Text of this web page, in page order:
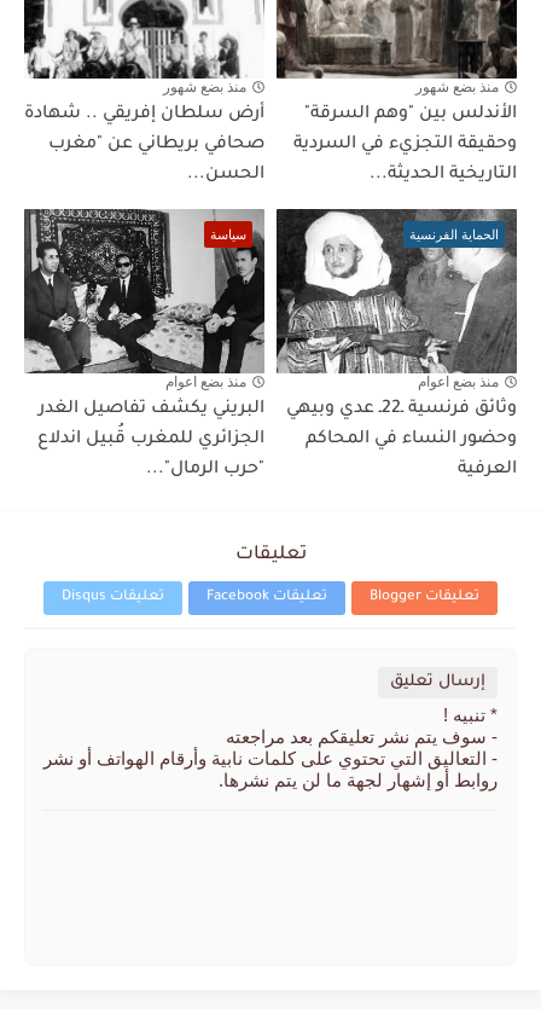
منذ بضع شهور
الأندلس بين "وهم السرقة"
وحقيقة التجزيء في السردية
التاريخية الحديثة...
منذ بضع شهور
أرض سلطان إفريقي .. شهادة
صحافي بريطاني عن "مغرب
الحسن...
الحماية الفرنسية
منذ بضع اعوام
وثائق فرنسية ـ22ـ عدي وبيهي
وحضور النساء في المحاكم
العرفية
سياسة
منذ بضع اعوام
البريني يكشف تفاصيل الغدر
الجزائري للمغرب قُبيل اندلاع
"حرب الرمال"...
تعليقات
تعليقات Blogger تعليقات Facebook تعليقات Disqus
إرسال تعليق
* تنبيه !
- سوف يتم نشر تعليقكم بعد مراجعته
- التعاليق التي تحتوي على كلمات نابية وأرقام الهواتف أو نشر
روابط أو إشهار لجهة ما لن يتم نشرها.